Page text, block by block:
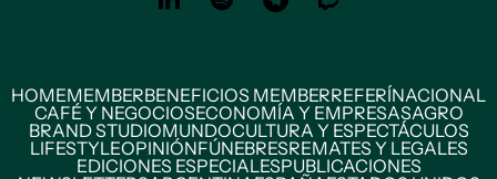
HOMEMEMBERBENEFICIOS MEMBERREFERÍNACIONAL
CAFÉ Y NEGOCIOSECONOMÍA Y EMPRESASAGRO
BRAND STUDIOMUNDOCULTURA Y ESPECTÁCULOS
LIFESTYLEOPINIÓNFÚNEBRESREMATES Y LEGALES
EDICIONES ESPECIALESPUBLICACIONES